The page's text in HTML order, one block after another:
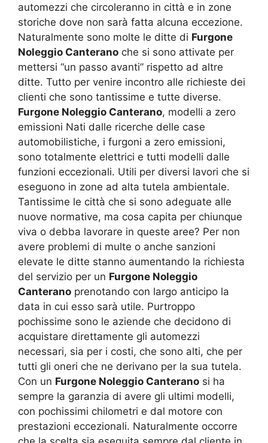
automezzi che circoleranno in città e in zone
storiche dove non sarà fatta alcuna eccezione.
Naturalmente sono molte le ditte di Furgone
Noleggio Canterano che si sono attivate per
mettersi “un passo avanti” rispetto ad altre
ditte. Tutto per venire incontro alle richieste dei
clienti che sono tantissime e tutte diverse.
Furgone Noleggio Canterano, modelli a zero
emissioni Nati dalle ricerche delle case
automobilistiche, i furgoni a zero emissioni,
sono totalmente elettrici e tutti modelli dalle
funzioni eccezionali. Utili per diversi lavori che si
eseguono in zone ad alta tutela ambientale.
Tantissime le città che si sono adeguate alle
nuove normative, ma cosa capita per chiunque
viva o debba lavorare in queste aree? Per non
avere problemi di multe o anche sanzioni
elevate le ditte stanno aumentando la richiesta
del servizio per un Furgone Noleggio
Canterano prenotando con largo anticipo la
data in cui esso sarà utile. Purtroppo
pochissime sono le aziende che decidono di
acquistare direttamente gli automezzi
necessari, sia per i costi, che sono alti, che per
tutti gli oneri che ne derivano per la sua tutela.
Con un Furgone Noleggio Canterano si ha
sempre la garanzia di avere gli ultimi modelli,
con pochissimi chilometri e dal motore con
prestazioni eccezionali. Naturalmente occorre